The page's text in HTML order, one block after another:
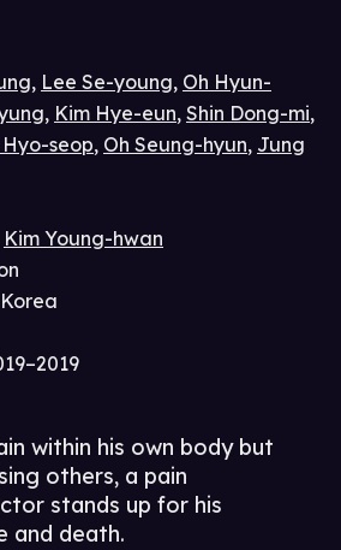
, Lee Se-young, Oh Hyun-
, Kim Hye-eun, Shin Dong-mi,
Hyo-seop, Oh Seung-hyun, Jung
Kim Young-hwan
within his own body but
others, a pain
stands up for his
and death.